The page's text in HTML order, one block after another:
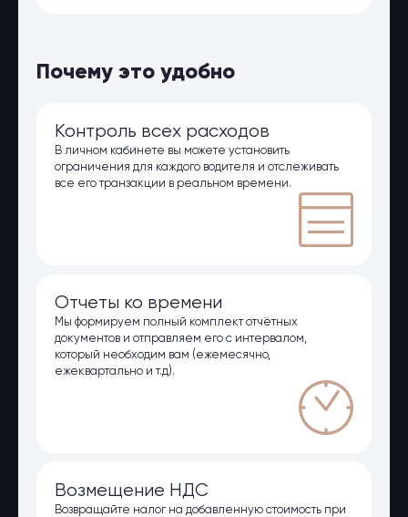
Почему это удобно
Контроль всех расходов
В личном кабинете вы можете установить
ограничения для каждого водителя и отслеживать
все его транзакции в реальном времени.
Отчеты ко времени
Мы формируем полный комплект отчётных
документов и отправляем его с интервалом,
который необходим вам (ежемесячно,
ежеквартально и т.д).
Возмещение НДС
Возвращайте налог на добавленную стоимость при
Страхование
Страхование физических лиц
Страховые компании
Электронные перевозочные
документы